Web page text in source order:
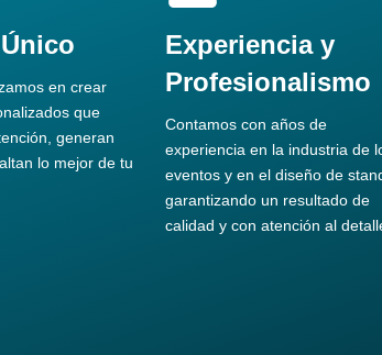
en crear
que
generan
lo mejor de tu
Experiencia y
Profesionalismo
Contamos con años de
experiencia en la industria de
eventos y en el diseño de
garantizando un resultado de
calidad y con atención al